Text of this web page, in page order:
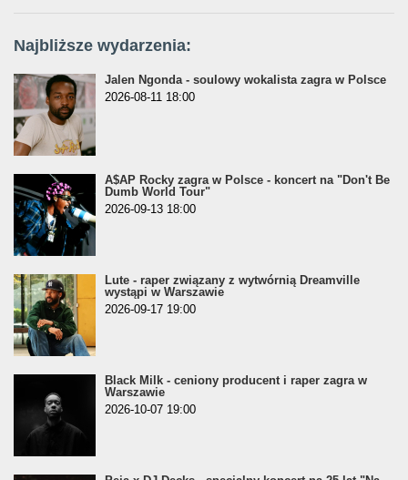
Najbliższe wydarzenia:
Jalen Ngonda - soulowy wokalista zagra w Polsce
2026-08-11 18:00
A$AP Rocky zagra w Polsce - koncert na "Don't Be
Dumb World Tour"
2026-09-13 18:00
Lute - raper związany z wytwórnią Dreamville
wystąpi w Warszawie
2026-09-17 19:00
Black Milk - ceniony producent i raper zagra w
Warszawie
2026-10-07 19:00